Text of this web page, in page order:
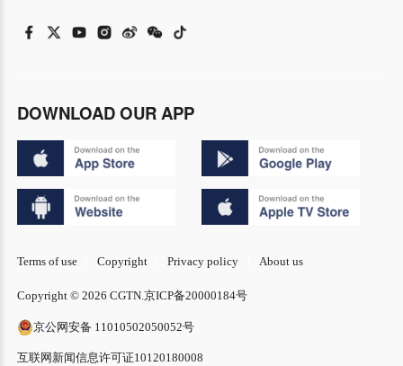
DOWNLOAD OUR APP
Terms of use Copyright Privacy policy About us
Copyright © 2026 CGTN.京ICP备20000184号
京公网安备 11010502050052号
互联网新闻信息许可证10120180008